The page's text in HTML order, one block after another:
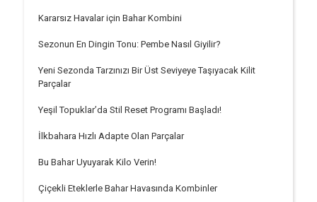
Kararsız Havalar için Bahar Kombini
Sezonun En Dingin Tonu: Pembe Nasıl Giyilir?
Yeni Sezonda Tarzınızı Bir Üst Seviyeye Taşıyacak Kilit
Parçalar
Yeşil Topuklar’da Stil Reset Programı Başladı!
İlkbahara Hızlı Adapte Olan Parçalar
Bu Bahar Uyuyarak Kilo Verin!
Çiçekli Eteklerle Bahar Havasında Kombinler